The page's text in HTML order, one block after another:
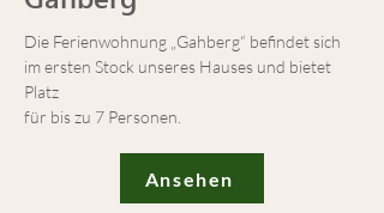
Die Ferienwohnung „Gahberg“ befindet sich
im ersten Stock unseres Hauses und bietet
Platz
für bis zu 7 Personen.
Ansehen